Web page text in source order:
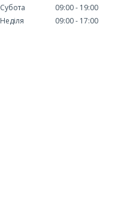
Субота
09:00
19:00
Неділя
09:00 17:00